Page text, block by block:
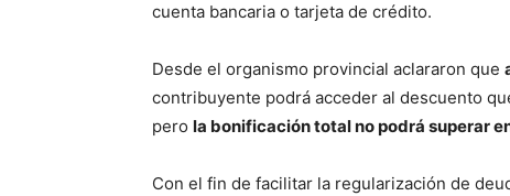
cuenta bancaria o tarjeta de crédito.
Desde el organismo provincial aclararon que
contribuyente podrá acceder al descuento
pero la bonificación total no podrá superar
Con el fin de facilitar la regularización de